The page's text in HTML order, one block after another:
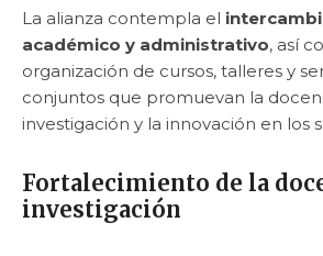
La alianza contempla el
académico y administrativo, así
organización de cursos, talleres y
conjuntos que promuevan la
investigación y la innovación en los
Fortalecimiento de la
investigación